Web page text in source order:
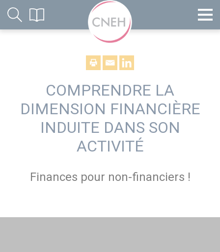
COMPRENDRE LA
DIMENSION FINANCIÈRE
INDUITE DANS SON
ACTIVITÉ
Finances pour non-financiers !